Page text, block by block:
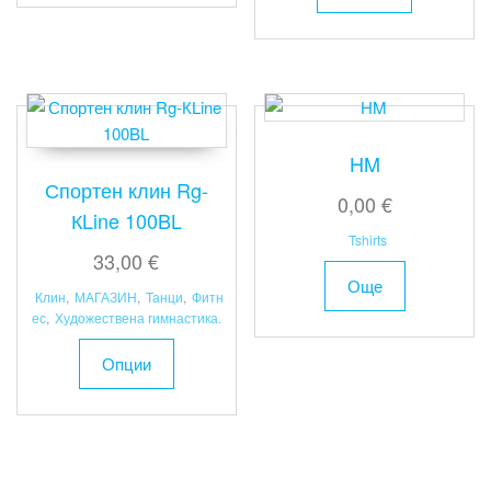
has
multiple
The
options
Спортен клин Rg-
КLine 100BL
33,00€
Клин, МАГАЗИН, Танци, Фитн
ес, Художествена гимнастика.
Опции
This
has
multiple
HM
0,00 €
Tshirts
Още